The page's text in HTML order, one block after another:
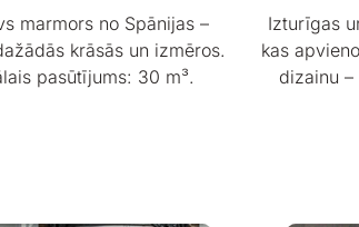
marmors no Spānijas –
krāsās un izmēros.
pasūtījums: 30 m³.
Izturīgas
kas
dizainu